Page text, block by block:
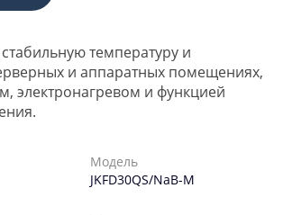
температуру и
и аппаратных помещениях,
электронагревом и функцией
Модель
JKFD30QS/NaB-M